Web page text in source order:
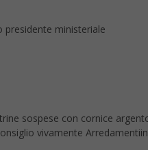
presidente ministeriale
sospese con cornice
vivamente